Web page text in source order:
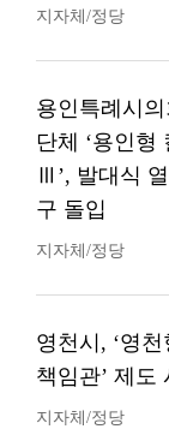
지자체/정당
용인특례시
단체 ‘용인형
Ⅲ’, 발대식
구 돌입
지자체/정당
영천시, ‘영
책임관’ 제도
지자체/정당